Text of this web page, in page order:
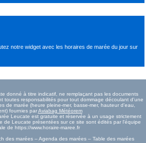
notre widget avec les horaires de marée du joursur
donné à titre indicatif, ne remplaçant pas les documents
toutes responsabilités pour tout dommage découlant d'une
de marée (heure pleine-mer, basse-mer, hauteur d'eau,
fournies parAviabag Météorem
Leucate est gratuite et réservée à un usage strictement
de Leucate présentées sur ce site sont édités par l'équipe
de https://www.horaire-maree.fr
des marées – Agenda des marées – Table des marées